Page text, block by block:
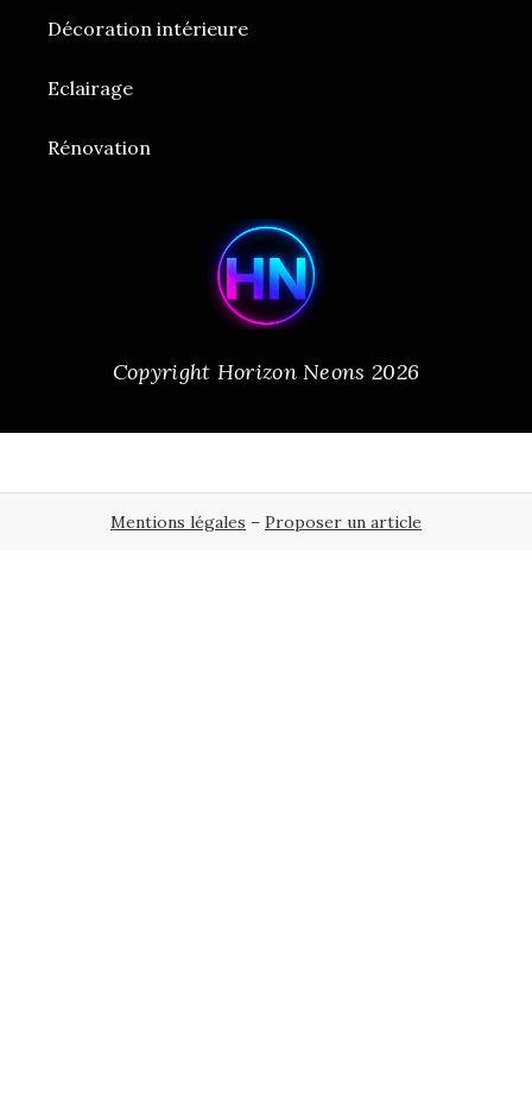
Copyright Horizon Neons 2026
Décoration intérieure
Eclairage
Rénovation
Mentions légales – Proposer un article